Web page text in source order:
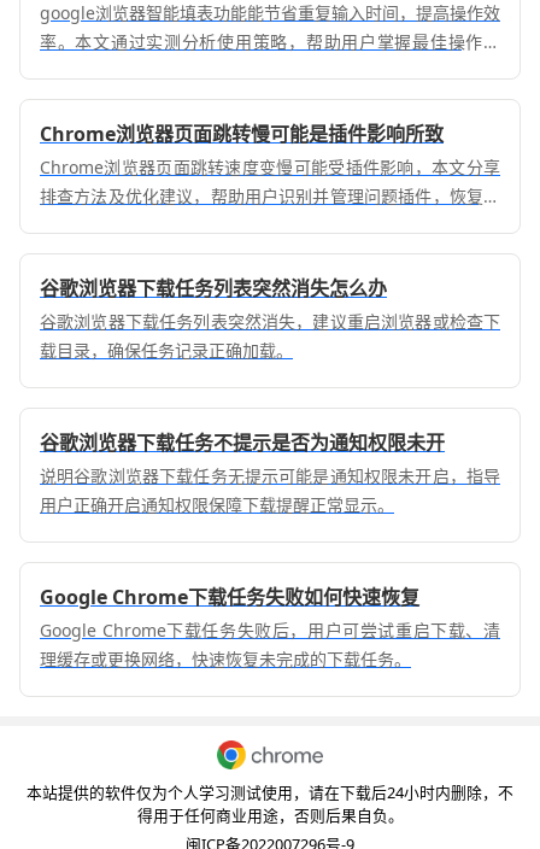
google浏览器智能填表功能能节省重复输入时间，提高操作效
率。本文通过实测分析使用策略，帮助用户掌握最佳操作方
Chrome浏览器页面跳转慢可能是插件影响所致
Chrome浏览器页面跳转速度变慢可能受插件影响，本文分享
排查方法及优化建议，帮助用户识别并管理问题插件，恢复浏
谷歌浏览器下载任务列表突然消失怎么办
谷歌浏览器下载任务列表突然消失，建议重启浏览器或检查下
载目录，确保任务记录正确加载。
谷歌浏览器下载任务不提示是否为通知权限未开
说明谷歌浏览器下载任务无提示可能是通知权限未开启，指导
用户正确开启通知权限保障下载提醒正常显示。
Google Chrome下载任务失败如何快速恢复
Google Chrome下载任务失败后，用户可尝试重启下载、清
理缓存或更换网络，快速恢复未完成的下载任务。
本站提供的软件仅为个人学习测试使用，请在下载后24小时内删除，不
得用于任何商业用途，否则后果自负。
闽ICP备2022007296号-9